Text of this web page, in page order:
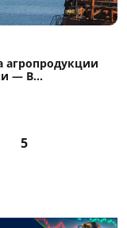
агропродукции
— В...
5